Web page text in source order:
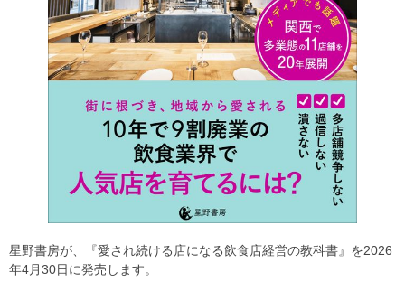
星野書房が、『愛され続ける店になる飲食店経営の教科書』を2026
年4月30日に発売します。